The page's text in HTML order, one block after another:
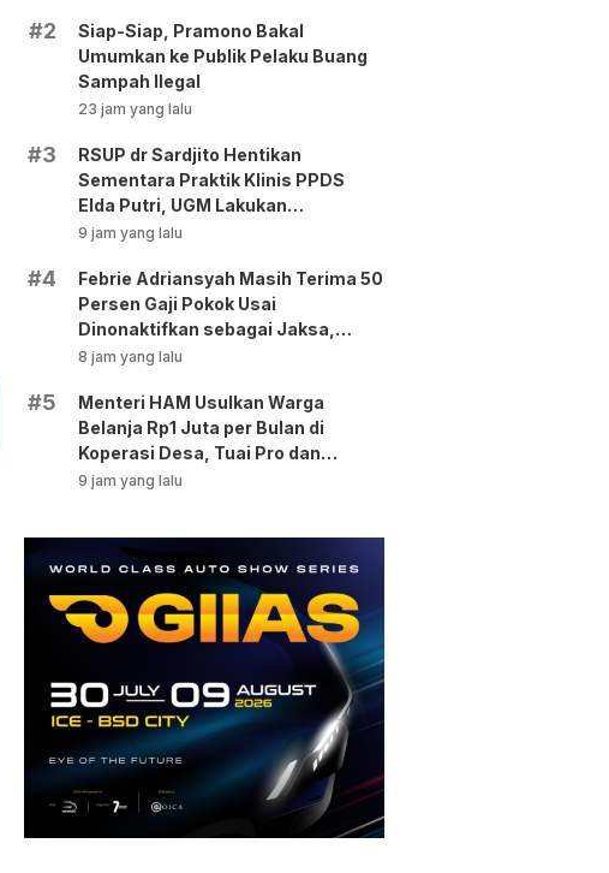
#2
Siap-Siap, Pramono Bakal
Umumkan ke Publik Pelaku Buang
Sampah Ilegal
23 jam yang lalu
#3
RSUP dr Sardjito Hentikan
Sementara Praktik Klinis PPDS
Elda Putri, UGM Lakukan
Investigasi!
9 jam yang lalu
#4
Febrie Adriansyah Masih Terima 50
Persen Gaji Pokok Usai
Dinonaktifkan sebagai Jaksa,
Tunjangan ASN Dihentikan!
8 jam yang lalu
#5
Menteri HAM Usulkan Warga
Belanja Rp1 Juta per Bulan di
Koperasi Desa, Tuai Pro dan
Kontra!
9 jam yang lalu